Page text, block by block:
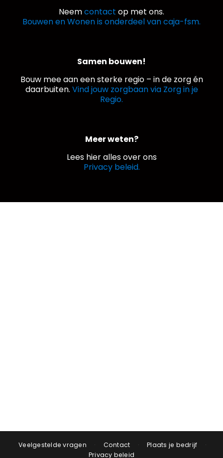
Neemcontact op met ons.
Bouwen en Wonen is onderdeel van caja-fsm.
Samen bouwen!
Bouw mee aan een sterke regio – in de zorg én
daarbuiten. Vind jouw zorgbaan via Zorg in je
Regio.
Meer weten?
Lees hier alles over ons
Privacy beleid.
Veelgestelde vragen · Contact · Plaats je bedrijf
·
Privacy beleid